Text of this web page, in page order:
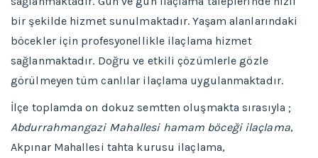
bir şekilde hizmet sunulmaktadır. Yaşam alanlarındaki
böcekler için profesyonellikle ilaçlama hizmet
sağlanmaktadır. Doğru ve etkili çözümlerle gözle
görülmeyen tüm canlılar ilaçlama uygulanmaktadır.
İlçe toplamda on dokuz semtten oluşmakta sırasıyla ;
Abdurrahmangazi Mahallesi hamam böceği ilaçlama,
Akpınar Mahallesi tahta kurusu ilaçlama,